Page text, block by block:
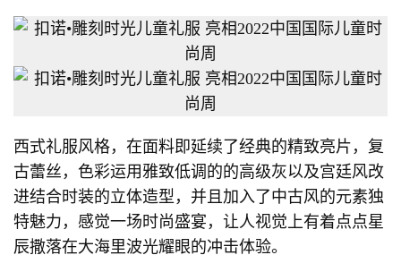
西式礼服风格，在面料即延续了经典的精致亮片，复
古蕾丝，色彩运用雅致低调的的高级灰以及宫廷风改
进结合时装的立体造型，并且加入了中古风的元素独
特魅力，感觉一场时尚盛宴，让人视觉上有着点点星
辰撒落在大海里波光耀眼的冲击体验。